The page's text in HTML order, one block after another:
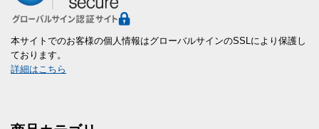
本サイトでのお客様の個人情報はグローバルサインのSSLにより保護し
ております。
詳細はこちら